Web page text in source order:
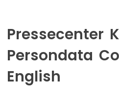
Pressecenter
Persondata
English